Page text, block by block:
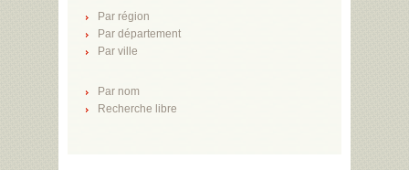
Par région
Par département
Par ville
Par nom
Recherche libre